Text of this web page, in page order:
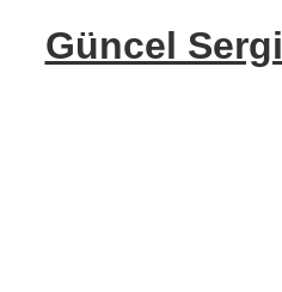
Güncel Sergi